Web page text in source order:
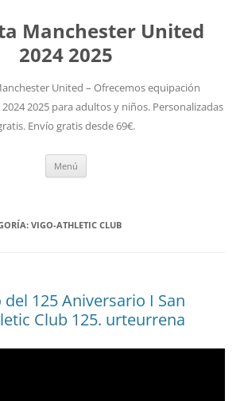
Manchester United
2024 2025
United – Ofrecemos equipación
2025 para adultos y niños. Personalizadas
Envío gratis desde 69€.
Menú
VIGO-ATHLETIC CLUB
125 Aniversario I San
Club 125. urteurrena